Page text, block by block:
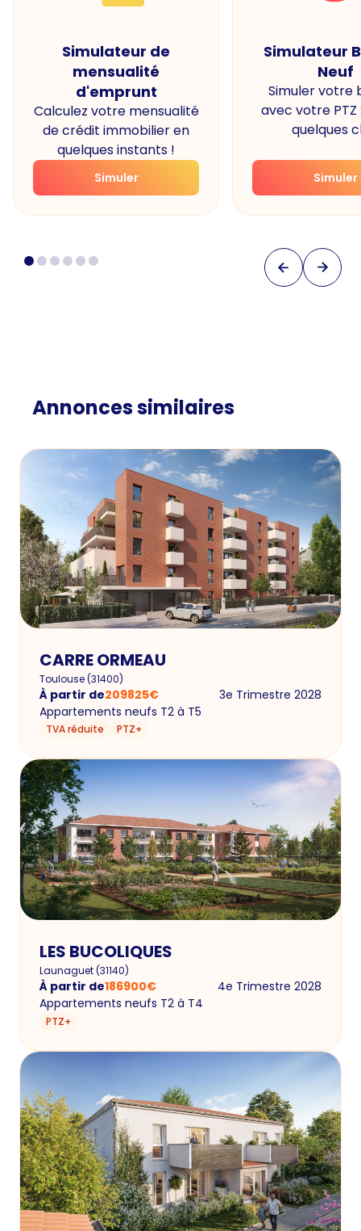
Simulateur de
mensualité
d'emprunt
Calculez votre mensualité
de crédit immobilier en
quelques instants !
Simuler
Simulateur
Neuf
Simuler votre
avec votre PTZ
quelques
Simuler
Annonces similaires
CARRE ORMEAU
Toulouse(31400)
À partir de209825€
3e Trimestre 2028
Appartements neufs T2 à T5
TVA réduite PTZ+
LES BUCOLIQUES
Launaguet(31140)
À partir de186900€
4e Trimestre 2028
Appartements neufs T2 à T4
PTZ+